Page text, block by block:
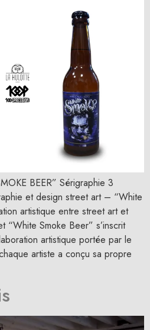
BEER” Sérigraphie 3
et design street art – “White
artistique entre street art et
“White Smoke Beer” s’inscrit
artistique portée par le
artiste a conçu sa propre